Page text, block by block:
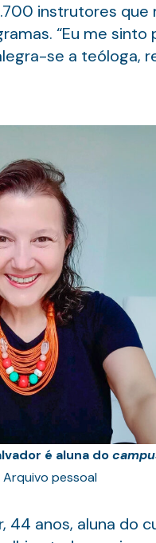
instrutores
“Eu me
se a
é aluna do
Arquivo pessoal
anos, aluna do